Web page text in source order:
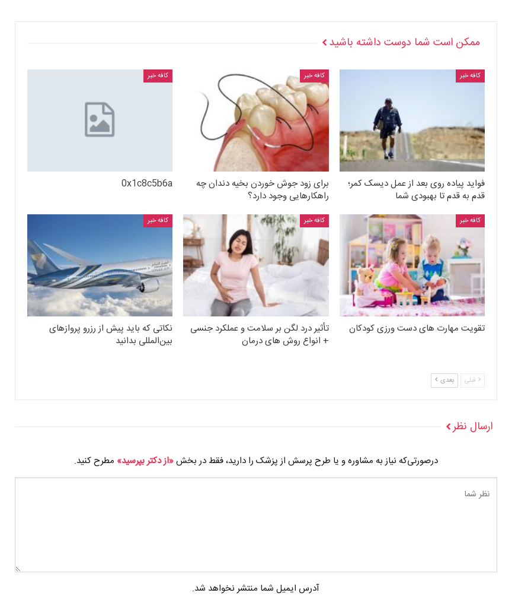
ممکن است شما دوست داشته باشید
کافه خبر
فواید پیاده روی بعد از عمل دیسک کمر؛
قدم به قدم تا بهبودی شما
کافه خبر
برای زود جوش خوردن بخیه دندان چه
راهکارهایی وجود دارد؟
کافه خبر
0x1c8c5b6a
کافه خبر
تقویت مهارت های دست ورزی کودکان
کافه خبر
تأثیر درد لگن بر سلامت و عملکرد جنسی
+ انواع روش های درمان
کافه خبر
نکاتی که باید پیش از رزرو پروازهای
بین‌المللی بدانید
قبلی بعدی
ارسال نظر
درصورتی‌که نیاز به مشاوره و یا طرح پرسش از پزشک را دارید، فقط در بخش«از دکتر بپرسید» مطرح کنید.
آدرس ایمیل شما منتشر نخواهد شد.